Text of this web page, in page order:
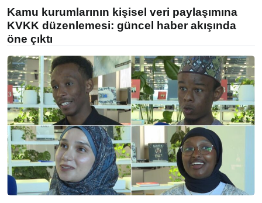
Kamu kurumlarının kişisel veri paylaşımına
KVKK düzenlemesi: güncel haber akışında
öne çıktı